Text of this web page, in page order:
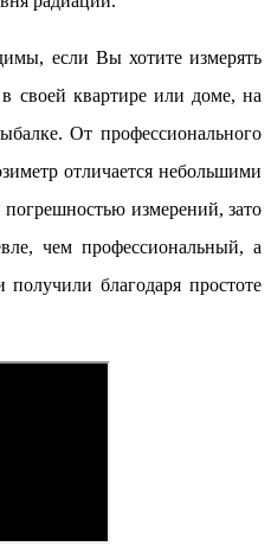
если Вы хотите измерять
своей квартире или доме, на
От профессионального
отличается небольшими
измерений, зато
чем профессиональный, а
благодаря простоте